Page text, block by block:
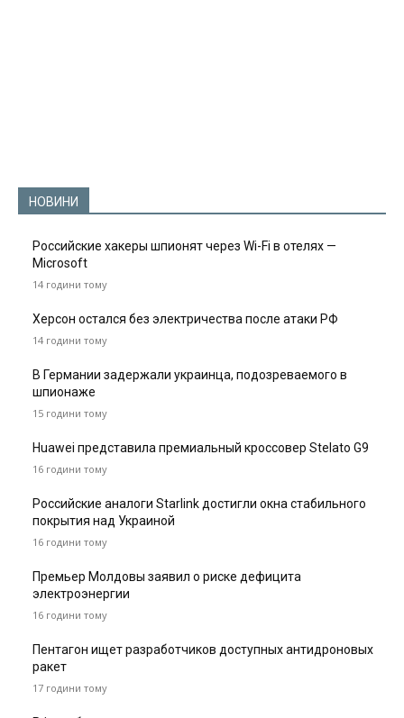
НОВИНИ
Российские хакеры шпионят через Wi-Fi в отелях —
Microsoft
14 години тому
Херсон остался без электричества после атаки РФ
14 години тому
В Германии задержали украинца, подозреваемого в
шпионаже
15 години тому
Huawei представила премиальный кроссовер Stelato G9
16 години тому
Российские аналоги Starlink достигли окна стабильного
покрытия над Украиной
16 години тому
Премьер Молдовы заявил о риске дефицита
электроэнергии
16 години тому
Пентагон ищет разработчиков доступных антидроновых
ракет
17 години тому